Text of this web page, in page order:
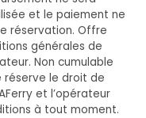
et le paiement ne
réservation. Offre
générales de
Non cumulable
réserve le droit de
et l’opérateur
à tout moment.